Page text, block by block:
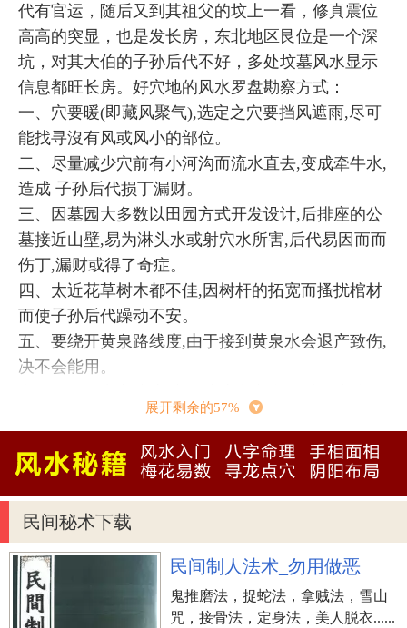
代有官运，随后又到其祖父的坟上一看，修真震位
高高的突显，也是发长房，东北地区艮位是一个深
坑，对其大伯的子孙后代不好，多处坟墓风水显示
信息都旺长房。好穴地的风水罗盘勘察方式：
一、穴要暖(即藏风聚气),选定之穴要挡风遮雨,尽可
能找寻沒有风或风小的部位。
二、尽量减少穴前有小河沟而流水直去,变成牵牛水,
造成 子孙后代损丁漏财。
三、因墓园大多数以田园方式开发设计,后排座的公
墓接近山壁,易为淋头水或射穴水所害,后代易因而而
伤丁,漏财或得了奇症。
四、太近花草树木都不佳,因树杆的拓宽而搔扰棺材
而使子孙后代躁动不安。
五、要绕开黄泉路线度,由于接到黄泉水会退产致伤,
决不会能用。
墓牌风水学毁坏主凶吉
一、墓牌损坏或裂开者，上端损坏主克应一、四、
五脏六腑病症或动刀;下边损坏考，主克应三、六、
九房脚部损害。
二、不能自然石(没经裁整)为墓牌，不然子孙后代易
有断决香烛或残疾、病重或成义子之克应不吉。
三、墓牌以上，绿苔散生或野草遮盖、葛藤攀活
展开剩余的57%
民间秘术下载
民间制人法术_勿用做恶
鬼推磨法，捉蛇法，拿贼法，雪山
咒，接骨法，定身法，美人脱衣......